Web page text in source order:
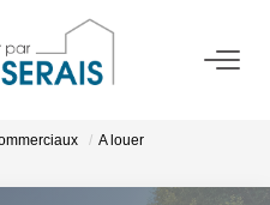
A louer